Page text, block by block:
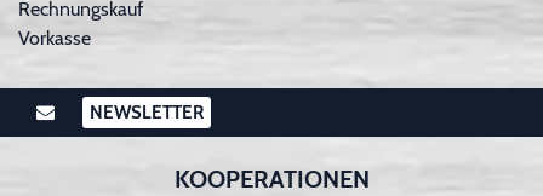
Rechnungskauf
Vorkasse
NEWSLETTER
KOOPERATIONEN